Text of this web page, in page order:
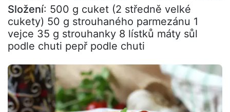
Složení: 500 g cuket (2 středně velké
cukety) 50 g strouhaného parmezánu 1
vejce 35 g strouhanky 8 lístků máty sůl
podle chuti pepř podle chuti